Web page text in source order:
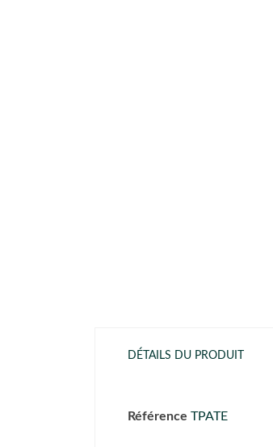
DÉTAILS DU PRODUIT
Référence TPATE